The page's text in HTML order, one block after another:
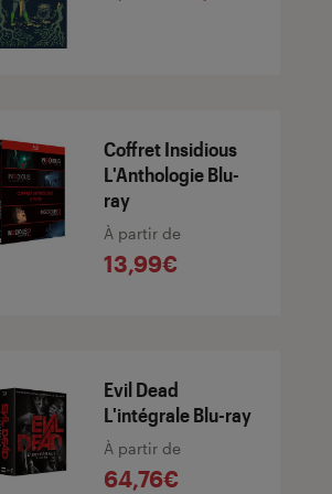
Coffret Insidious
L'Anthologie Blu-
ray
À partir de
13,99€
Evil Dead
L'intégrale Blu-ray
À partir de
64,76€